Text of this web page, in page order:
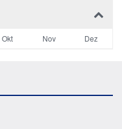
Okt Nov Dez